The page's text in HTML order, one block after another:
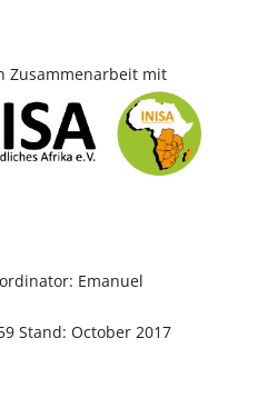
Zusammenarbeit mit
Emanuel
Stand: October 2017